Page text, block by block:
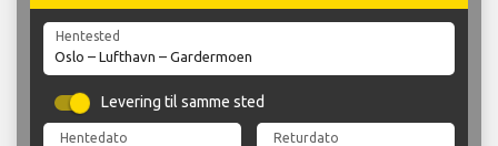
Hentested
Levering til samme sted
Hentedato Returdato